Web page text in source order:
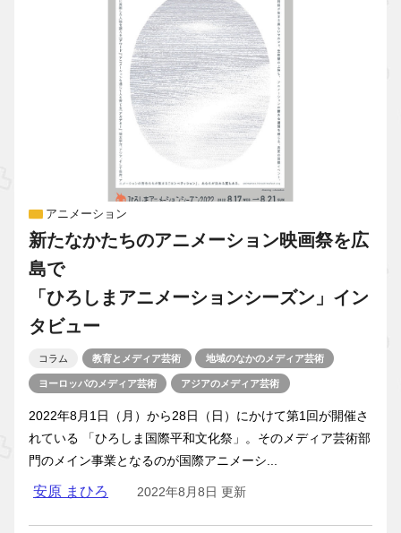
アニメーション
新たなかたちのアニメーション映画祭を広
島で
「ひろしまアニメーションシーズン」イン
タビュー
コラム 教育とメディア芸術 地域のなかのメディア芸術
ヨーロッパのメディア芸術 アジアのメディア芸術
2022年8月1日（月）から28日（日）にかけて第1回が開催さ
れている 「ひろしま国際平和文化祭」。そのメディア芸術部
門のメイン事業となるのが国際アニメーシ...
安原 まひろ 2022年8月8日 更新